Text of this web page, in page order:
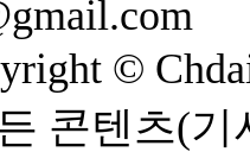
©
콘텐츠(